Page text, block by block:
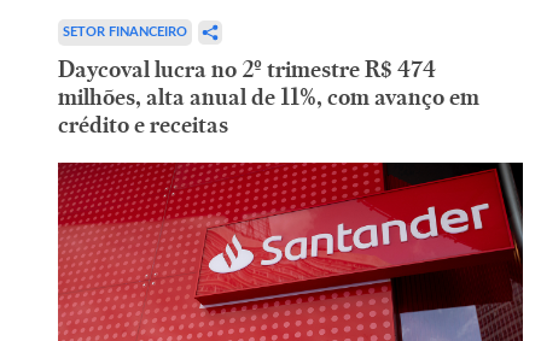
SETOR FINANCEIRO
Daycoval lucra no 2º trimestre R$ 474
milhões, alta anual de 11%, com avanço em
crédito e receitas